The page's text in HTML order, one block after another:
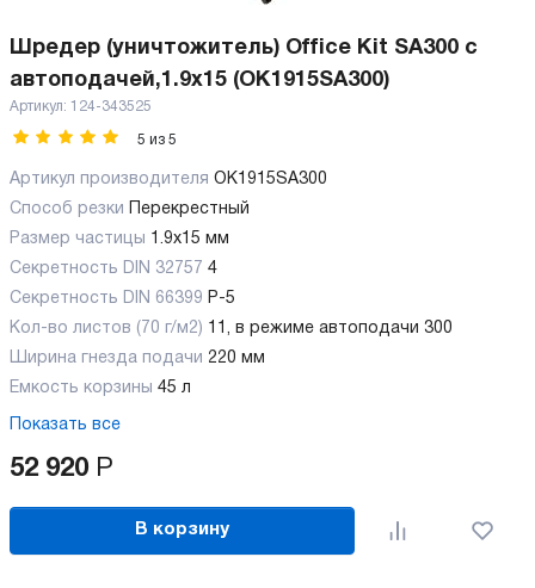
Шредер (уничтожитель) Office Kit SA300 с
автоподачей,1.9x15 (OK1915SA300)
Артикул: 124-343525
5 из 5
Артикул производителя OK1915SA300
Способ резки
Перекрестный
Размер частицы 1.9x15 мм
Секретность DIN 32757 4
Секретность DIN 66399 P-5
Кол-во листов (70 г/м2) 11, в режиме автоподачи 300
Ширина гнезда подачи 220 мм
Емкость корзины 45 л
Показать все
52 920 Р
В корзину